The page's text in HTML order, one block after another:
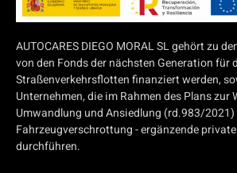
AUTOCARES DIEGO MORAL SL gehört zu
von den Fonds der nächsten Generation für
Straßenverkehrsflotten finanziert werden,
Unternehmen, die im Rahmen des Plans zur
Umwandlung und Ansiedlung (rd.983/
Fahrzeugverschrottung - ergänzende
durchführen.